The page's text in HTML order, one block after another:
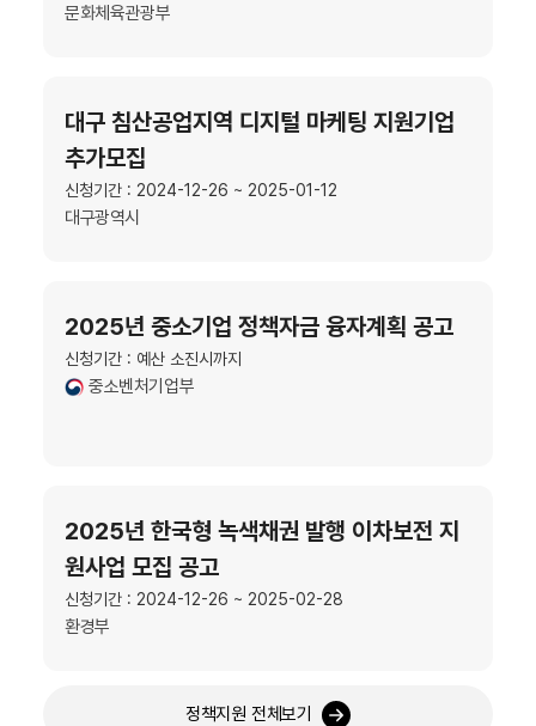
문화체육관광부
대구 침산공업지역 디지털 마케팅 지원기업
추가모집
신청기간 : 2024-12-26 ~ 2025-01-12
대구광역시
2025년 중소기업 정책자금 융자계획 공고
신청기간 : 예산 소진시까지
중소벤처기업부
2025년 한국형 녹색채권 발행 이차보전 지
원사업 모집 공고
신청기간 : 2024-12-26 ~ 2025-02-28
환경부
정책지원 전체보기